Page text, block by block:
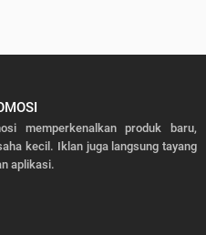
memperkenalkan produk baru,
kecil. Iklan juga langsung tayang
aplikasi.